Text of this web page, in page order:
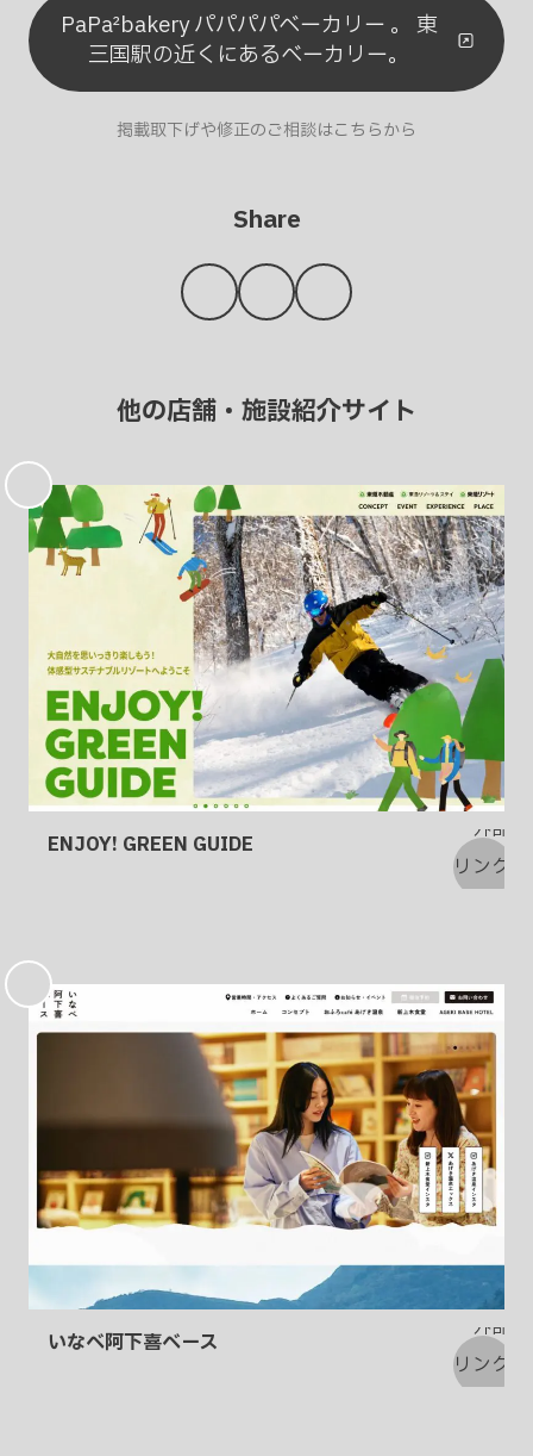
PaPa²bakery パパパパベーカリー 。 東
三国駅の近くにあるベーカリー。
掲載取下げや修正のご相談はこちらから
Share
他の店舗・施設紹介サイト
ENJOY! GREEN GUIDE
気
入
り
いなべ阿下喜ベース
気
入